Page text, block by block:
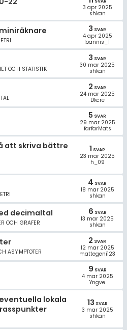
3 apr 2025
shkan
3 SVAR
4 apr 2025
Ioannis_T
OCH STATISTIK
3 SVAR
30 mar 2025
shkan
2 SVAR
24 mar 2025
Dkcre
5 SVAR
29 mar 2025
farfarMats
att skriva bättre
1 SVAR
23 mar 2025
h_09
4 SVAR
18 mar 2025
shkan
decimaltal
OCH GRAFER
6 SVAR
13 mar 2025
shkan
ASYMPTOTER
2 SVAR
12 mar 2025
mattegeni123
9 SVAR
4 mar 2025
Yngve
lokala
13 SVAR
3 mar 2025
shkan